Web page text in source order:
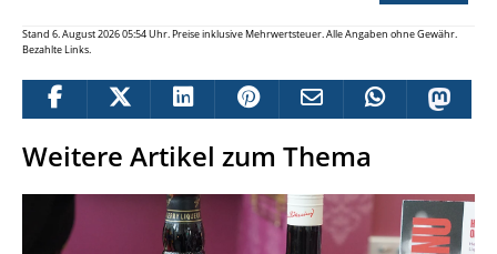
Stand 6. August 2026 05:54 Uhr. Preise inklusive Mehrwertsteuer. Alle Angaben ohne Gewähr.
Bezahlte Links.
Weitere Artikel zum Thema